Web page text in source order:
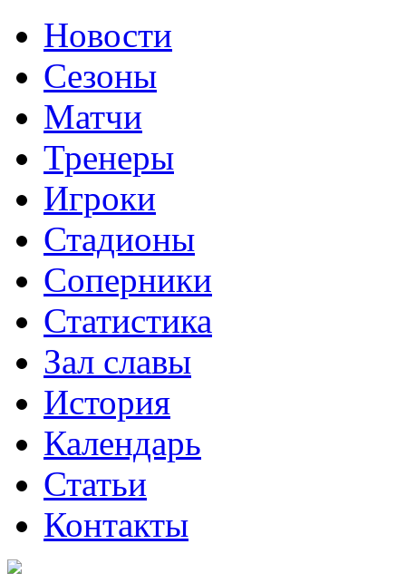
Новости
Сезоны
Матчи
Тренеры
Игроки
Стадионы
Соперники
Статистика
Зал славы
История
Календарь
Статьи
Контакты